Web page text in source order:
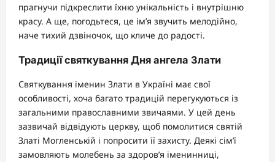
прагнучи підкреслити їхню унікальність і внутрішню
красу. А ще, погодьтеся, це ім’я звучить мелодійно,
наче тихий дзвіночок, що кличе до радості.
Традиції святкування Дня ангела Злати
Святкування іменин Злати в Україні має свої
особливості, хоча багато традицій перегукуються із
загальними православними звичаями. У цей день
зазвичай відвідують церкву, щоб помолитися святій
Златі Могленській і попросити її захисту. Деякі сім’ї
замовляють молебень за здоров’я іменинниці,